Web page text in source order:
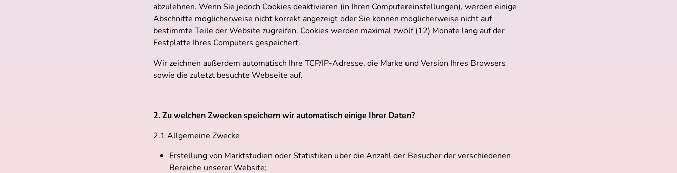
abzulehnen. Wenn Sie jedoch Cookies deaktivieren (in Ihren Computereinstellungen), werden einige
Abschnitte möglicherweise nicht korrekt angezeigt oder Sie können möglicherweise nicht auf
bestimmte Teile der Website zugreifen. Cookies werden maximal zwölf (12) Monate lang auf der
Festplatte Ihres Computers gespeichert.
Wir zeichnen außerdem automatisch Ihre TCP/IP-Adresse, die Marke und Version Ihres Browsers
sowie die zuletzt besuchte Webseite auf.
2. Zu welchen Zwecken speichern wir automatisch einige Ihrer Daten?
2.1 Allgemeine Zwecke
Erstellung von Marktstudien oder Statistiken über die Anzahl der Besucher der verschiedenen
Bereiche unserer Website;